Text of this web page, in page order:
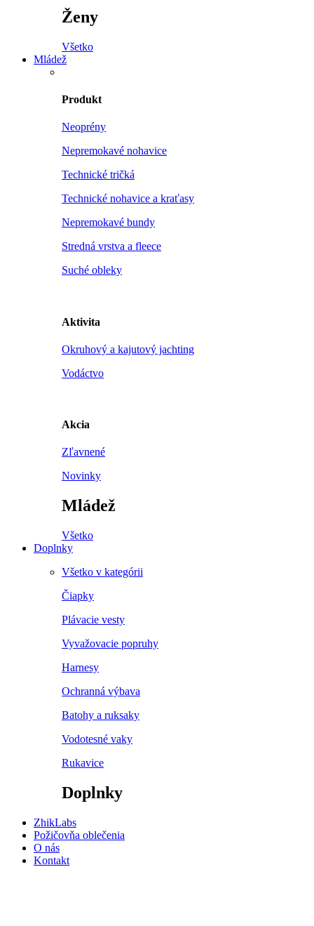
Ženy
Všetko
Mládež
Produkt
Neoprény
Nepremokavé nohavice
Technické tričká
Technické nohavice a kraťasy
Nepremokavé bundy
Stredná vrstva a fleece
Suché obleky
Aktivita
Okruhový a kajutový jachting
Vodáctvo
Akcia
Zľavnené
Novinky
Mládež
Všetko
Doplnky
Všetko v kategórii
Čiapky
Plávacie vesty
Vyvažovacie popruhy
Harnesy
Ochranná výbava
Batohy a ruksaky
Vodotesné vaky
Rukavice
Doplnky
ZhikLabs
Požičovňa oblečenia
O nás
Kontakt